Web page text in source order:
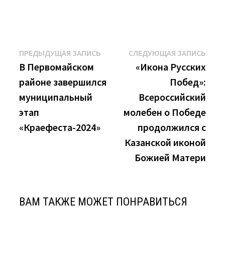
Навигация
по
записям
ПРЕДЫДУЩАЯ ЗАПИСЬ Предыдущая
В Первомайском
районе завершился
муниципальный
этап
«Краефеста-2024»
СЛЕДУЮЩАЯ ЗАПИСЬ
«Икона Русских
Побед»:
Всероссийский
молебен о Победе
продолжился с
Казанской иконой
Божией Матери
ВАМ ТАКЖЕ МОЖЕТ ПОНРАВИТЬСЯ